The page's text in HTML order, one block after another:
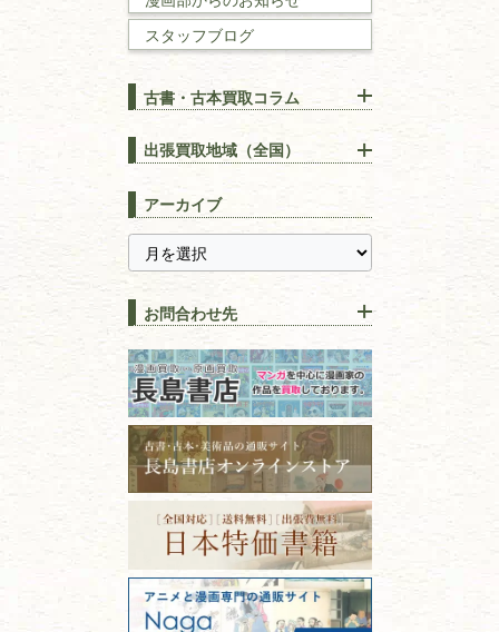
建築書
漢方・鍼灸・東洋医学
易学・占い
スピリチュアル・
全集・
趣味・教養
書道
拓本・法帖・碑帖
篆刻・印譜
書道具
美術書・アート本・
デザイン本
カメラ・撮影術
スタッフブログ
古書・古本買取コラム
りOK！効率的に売る方法
長島書店の便利な買取サービ
ス
【持ち込み買取】店頭で簡単
に古本を売るメリットとは？
古本を高く売る方法！買取で
上手な売り方のコツを解説
古本の保管方法と劣化する原
因！適切な管理で長持ちさせ
るコツ
古本は汚れていると買取でき
ない？適切な保管方法とクリ
ーニング！
ISBNコードとは？書籍の識別
番号の意味と役割を解説
価値ある古書を売るポイント
と注意点
出張買取地域（全国）
千葉県
神奈川県
静岡県
群馬県
山梨県
新潟県
長野県
愛知県
石川県
福井県
福島県
富山県
青森県
岩手県
宮城県
秋田県
山形県
岐阜県
三重県
滋賀県
京都府
大阪府
アーカイブ
お問合わせ先
古本買取専門店 長島書店
〒101-0051
東京都千代田区神田神保町2-5-1
フリーダイヤル：0120-414-548
電話：03-3512-8115
FAX：03-3512-8116
古物商許可：東京都公安委員会 第
301028901712号
古物商名称：有限会社長島書店